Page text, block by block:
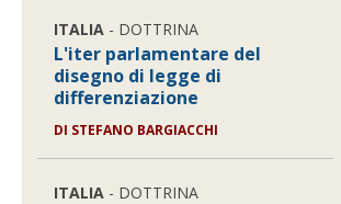
ITALIA - DOTTRINA
L'iter parlamentare del
disegno di legge di
differenziazione
DI STEFANO BARGIACCHI
ITALIA - DOTTRINA